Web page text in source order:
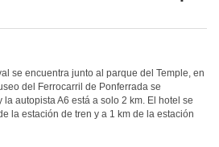
se encuentra junto al parque del Temple, en
del Ferrocarril de Ponferrada se
autopista A6 está a solo 2 km. El hotel se
la estación de tren y a 1 km de la estación